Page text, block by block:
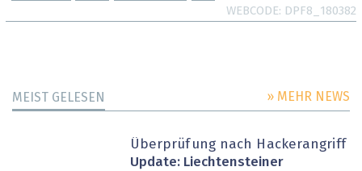
WEBCODE DPF8_180382
MEIST GELESEN » MEHR NEWS
Überprüfung nach Hackerangriff
Update: Liechtensteiner